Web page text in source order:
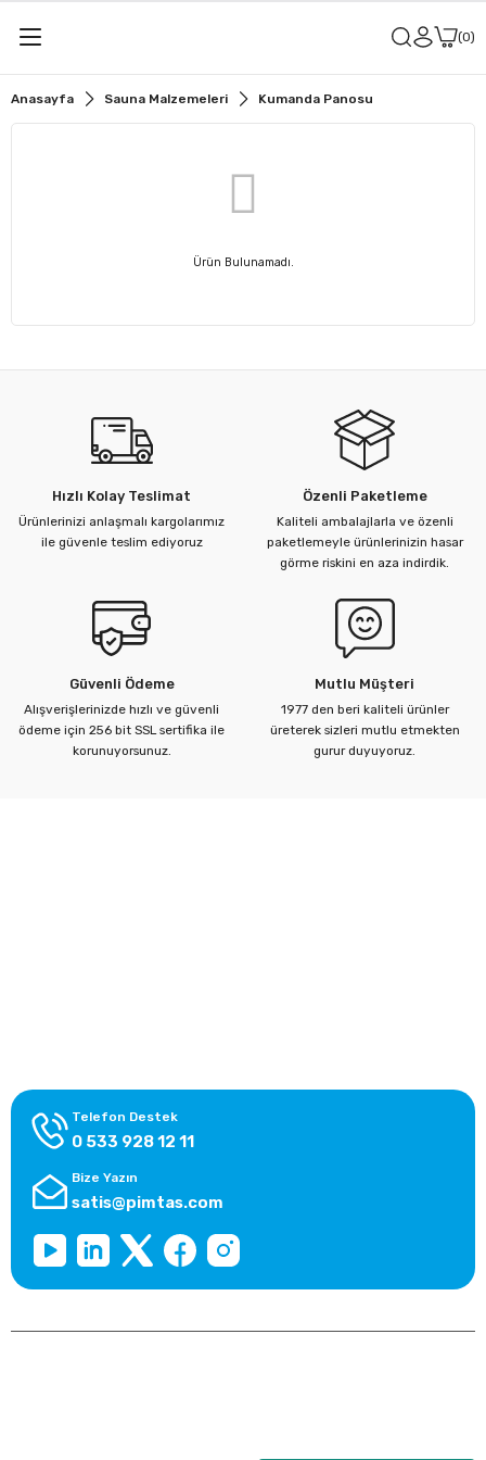
0
Anasayfa Sauna Malzemeleri Kumanda Panosu
Ürün Bulunamadı.
Hızlı Kolay Teslimat
Ürünlerinizi anlaşmalı kargolarımız
ile güvenle teslim ediyoruz
Özenli Paketleme
Kaliteli ambalajlarla ve özenli
paketlemeyle ürünlerinizin hasar
görme riskini en aza indirdik.
Güvenli Ödeme
Alışverişlerinizde hızlı ve güvenli
ödeme için 256 bit SSL sertifika ile
korunuyorsunuz.
Mutlu Müşteri
1977 den beri kaliteli ürünler
üreterek sizleri mutlu etmekten
gurur duyuyoruz.
Telefon Destek
0 533 928 12 11
Bize Yazın
satis@pimtas.com